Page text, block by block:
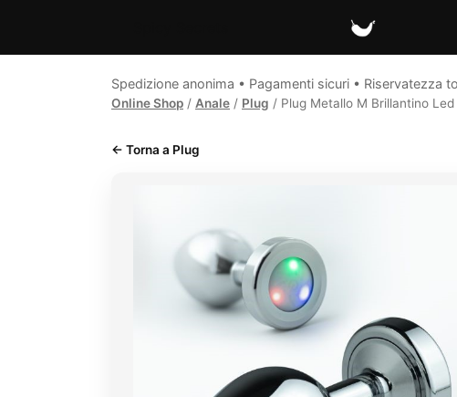
Spedizione anonima • Pagamenti sicuri • Riservatezza
Online Shop / Anale / Plug / Plug Metallo M Brillantino Led
← Torna a Plug